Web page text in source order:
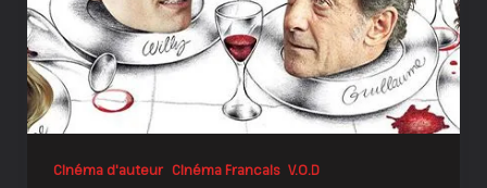
Cinéma d'auteur Cinéma Francais V.O.D